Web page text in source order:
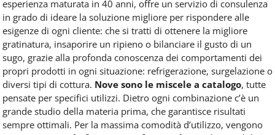
esperienza maturata in 40 anni, offre un servizio di consulenza
in grado di ideare la soluzione migliore per rispondere alle
esigenze di ogni cliente: che si tratti di ottenere la migliore
gratinatura, insaporire un ripieno o bilanciare il gusto di un
sugo, grazie alla profonda conoscenza dei comportamenti dei
propri prodotti in ogni situazione: refrigerazione, surgelazione o
diversi tipi di cottura. Nove sono le miscele a catalogo, tutte
pensate per specifici utilizzi. Dietro ogni combinazione c’è un
grande studio della materia prima, che garantisce risultati
sempre ottimali. Per la massima comodità d’utilizzo, vengono